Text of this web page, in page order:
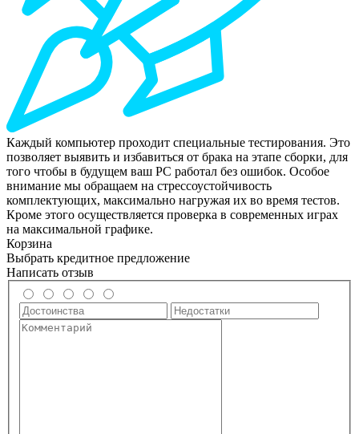
Каждый компьютер проходит специальные тестирования. Это
позволяет выявить и избавиться от брака на этапе сборки, для
того чтобы в будущем ваш РС работал без ошибок. Особое
внимание мы обращаем на стрессоустойчивость
комплектующих, максимально нагружая их во время тестов.
Кроме этого осуществляется проверка в современных играх
на максимальной графике.
Корзина
Выбрать кредитное предложение
Написать отзыв